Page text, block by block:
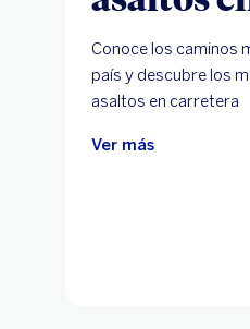
Conoce los caminos
país y descubre los
asaltos en carretera
Ver más